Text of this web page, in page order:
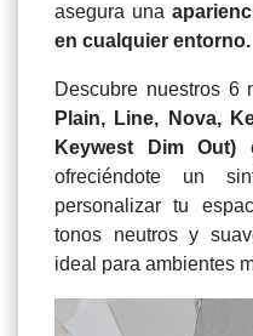
asegura una
en cualquier entorno.
Descubre nuestros 6
Plain, Line, Nova,
Keywest Dim Out)
ofreciéndote un
personalizar tu
tonos neutros y
ideal para ambientes